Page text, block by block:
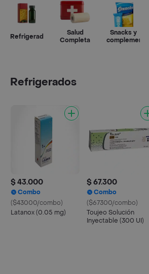
Refrigerados
Salud
Completa
Snacks y
complementos
Refrigerados
$ 43.000
Combo
($43000/combo)
Latanox (0.05 mg)
$ 67.300
Combo
($67300/combo)
Toujeo Solución
Inyectable (300 UI)